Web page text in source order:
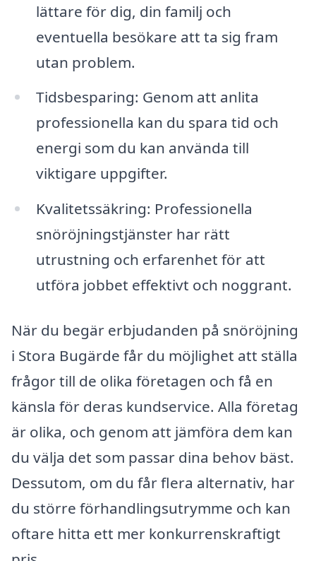
lättare för dig, din familj och
eventuella besökare att ta sig fram
utan problem.
Tidsbesparing: Genom att anlita
professionella kan du spara tid och
energi som du kan använda till
viktigare uppgifter.
Kvalitetssäkring: Professionella
snöröjningstjänster har rätt
utrustning och erfarenhet för att
utföra jobbet effektivt och noggrant.
När du begär erbjudanden på snöröjning
i Stora Bugärde får du möjlighet att ställa
frågor till de olika företagen och få en
känsla för deras kundservice. Alla företag
är olika, och genom att jämföra dem kan
du välja det som passar dina behov bäst.
Dessutom, om du får flera alternativ, har
du större förhandlingsutrymme och kan
oftare hitta ett mer konkurrenskraftigt